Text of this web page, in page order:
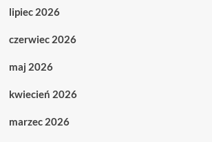
lipiec 2026
czerwiec 2026
maj 2026
kwiecień 2026
marzec 2026